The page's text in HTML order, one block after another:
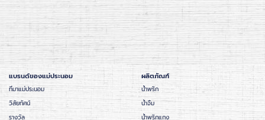
แบรนด์ของแม่ประนอม
ที่มาแม่ประนอม
วิสัยทัศน์
รางวัล
ผลิตภัณฑ์
น้ำพริก
น้ำจิ้ม
น้ำพริกแกง